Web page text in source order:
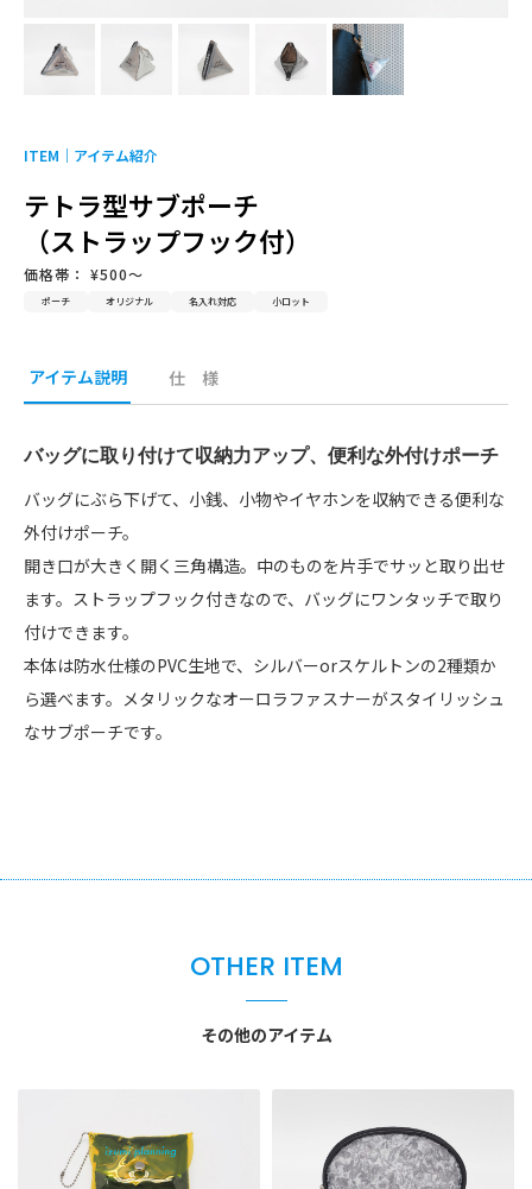
ITEM｜ アイテム紹介
テトラ型サブポーチ
（ストラップフック付）
価格帯： ¥500〜
ポーチ オリジナル 名入れ対応 小ロット
アイテム説明 仕 様
バッグに取り付けて収納力アップ、便利な外付けポーチ
バッグにぶら下げて、小銭、小物やイヤホンを収納できる便利な
外付けポーチ。
開き口が大きく開く三角構造。中のものを片手でサッと取り出せ
ます。ストラップフック付きなので、バッグにワンタッチで取り
付けできます。
本体は防水仕様のPVC生地で、シルバーorスケルトンの2種類か
ら選べます。メタリックなオーロラファスナーがスタイリッシュ
なサブポーチです。
OTHER ITEM
その他のアイテム
お問い合わせ